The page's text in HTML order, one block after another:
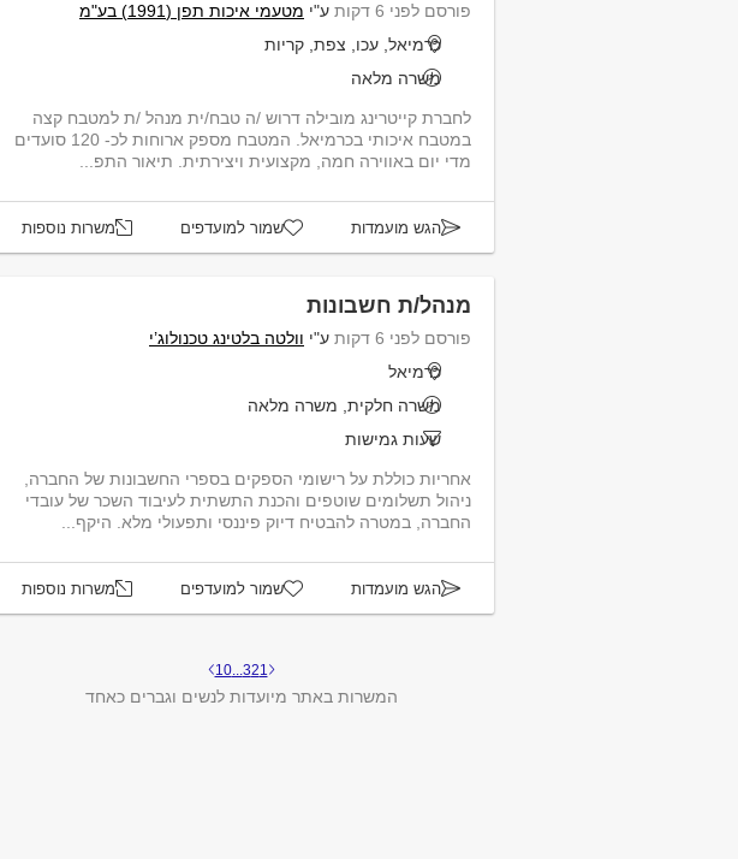
פורסם לפני 6 דקות ע"י מטעמי איכות תפן (1991) בע"מ
כרמיאל, עכו, צפת, קריות
משרה מלאה
לחברת קייטרינג מובילה דרוש /ה טבח/ית מנהל /ת למטבח קצה
במטבח איכותי בכרמיאל. המטבח מספק ארוחות לכ- 120 סועדים
מדי יום באווירה חמה, מקצועית ויצירתית. תיאור התפ...
הגש מועמדות שמור למועדפים משרות נוספות
מנהל/ת חשבונות
פורסם לפני 6 דקות ע"י וולטה בלטינג טכנולוג’י
כרמיאל
משרה חלקית, משרה מלאה
שעות גמישות
אחריות כוללת על רישומי הספקים בספרי החשבונות של החברה,
ניהול תשלומים שוטפים והכנת התשתית לעיבוד השכר של עובדי
החברה, במטרה להבטיח דיוק פיננסי ותפעולי מלא. היקף...
הגש מועמדות שמור למועדפים משרות נוספות
1
2
3
...
10
המשרות באתר מיועדות לנשים וגברים כאחד